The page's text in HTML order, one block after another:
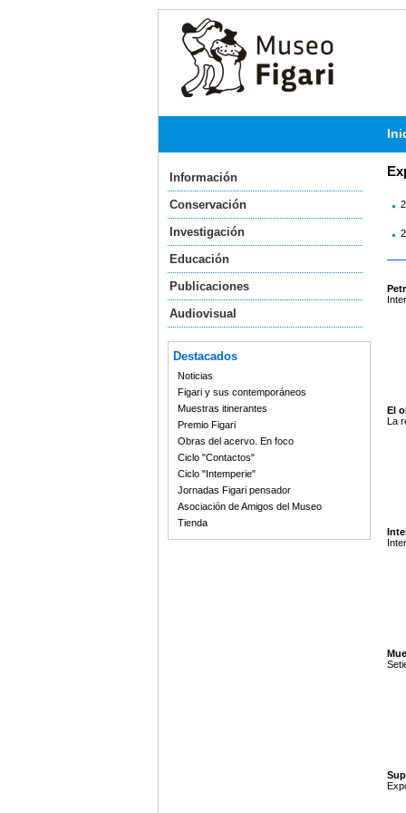
Información
Conservación
Investigación
Educación
Publicaciones
Audiovisual
Destacados
Noticias
Figari y sus contemporáneos
Muestras itinerantes
Premio Figari
Obras del acervo. En foco
Ciclo "Contactos"
Ciclo "Intemperie"
Jornadas Figari pensador
Asociación de Amigos del Museo
Tienda
El
La